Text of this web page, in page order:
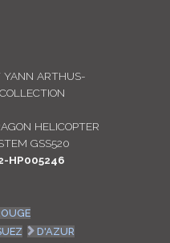
YANN ARTHUS-
HELICOPTER
GSS520
HP005246
D'AZUR